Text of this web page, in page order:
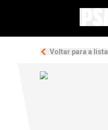
Voltar para a lista